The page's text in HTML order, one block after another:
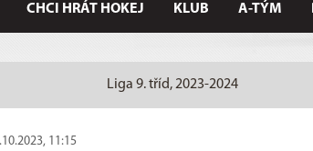
CHCI HRÁT HOKEJ KLUB A-TÝM
Liga 9. tříd, 2023-2024
11:15